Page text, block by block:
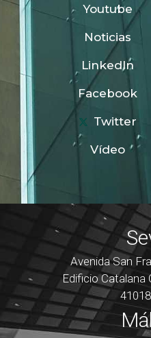
Youtube
Noticias
LinkedIn
Facebook
Twitter
Vídeo
Avenida San
Edificio Catalana